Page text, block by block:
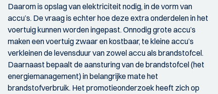
Daarom is opslag van elektriciteit nodig, in de vorm van
accu’s. De vraag is echter hoe deze extra onderdelen in het
voertuig kunnen worden ingepast. Onnodig grote accu’s
maken een voertuig zwaar en kostbaar, te kleine accu’s
verkleinen de levensduur van zowel accu als brandstofcel.
Daarnaast bepaalt de aansturing van de brandstofcel (het
energiemanagement) in belangrijke mate het
brandstofverbruik. Het promotieonderzoek heeft zich op